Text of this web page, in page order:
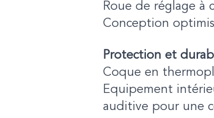
Roue de réglage à
Conception
Protection et
Coque en
Equipement
auditive pour une